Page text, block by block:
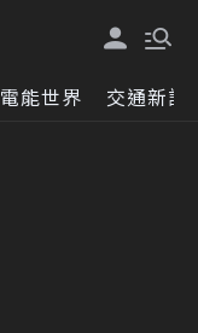
電能世界 交通新訊